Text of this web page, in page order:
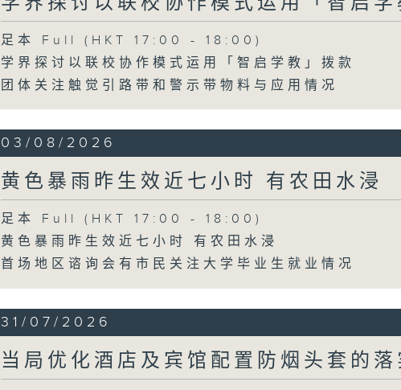
足本 Full (HKT 17:00 - 18:00)
学界探讨以联校协作模式运用「智启学教」拨款
团体关注触觉引路带和警示带物料与应用情况
03/08/2026
黄色暴雨昨生效近七小时 有农田水浸
足本 Full (HKT 17:00 - 18:00)
黄色暴雨昨生效近七小时 有农田水浸
首场地区谘询会有市民关注大学毕业生就业情况
31/07/2026
当局优化酒店及宾馆配置防烟头套的落